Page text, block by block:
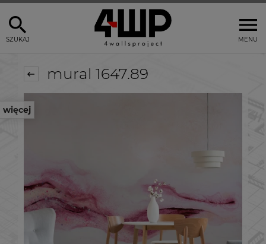
MENU
SZUKAJ
więcej
mural 1647.89